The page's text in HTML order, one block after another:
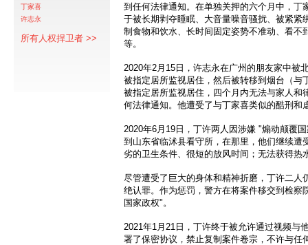
丁家喜
许志永
所有人权捍卫者 >>
到任何法律通知。在单独关押的六个月中，丁
于被长期剥夺睡眠、大音量噪音骚扰、被紧紧
制食物和饮水、长时间固定姿势不准动、看不
等。
2020年2月15日，许志永在广州的朋友家中被
被指定居所监视居住，然后被转移到烟台（与
被指定居所监视居住，四个月内无法与家人和
何法律通知。他遭受了与丁家喜类似的酷刑和
2020年6月19日，丁许两人因涉嫌 "煽动颠覆
到山东省临沭县看守所，在那里，他们继续遭
劣的卫生条件、很短的放风时间；无法获得热
尽管遭受了巨大的身体和精神折磨，丁许二人
绝认罪。作为惩罚，警方在将案件移交到检察
国家政权"。
2021年1月21日，丁许终于被允许通过视频与
署了保密协议，禁止复制案件卷宗，不许与任